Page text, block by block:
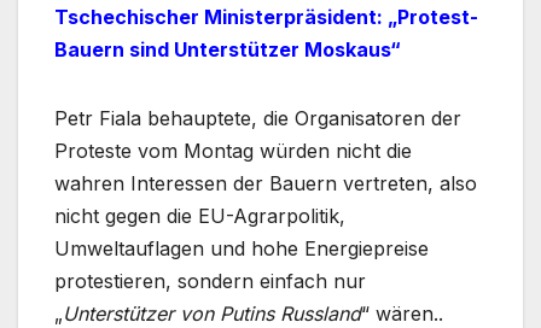
Tschechischer Ministerpräsident: „Protest-
Bauern sind Unterstützer Moskaus“
Petr Fiala behauptete, die Organisatoren der
Proteste vom Montag würden nicht die
wahren Interessen der Bauern vertreten, also
nicht gegen die EU-Agrarpolitik,
Umweltauflagen und hohe Energiepreise
protestieren, sondern einfach nur
„Unterstützer von Putins Russland“ wären..